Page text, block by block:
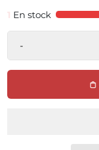
1 En stock
-